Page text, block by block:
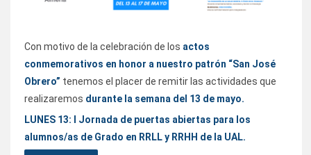
Con motivo de la celebración de los actos
conmemorativos en honor a nuestro patrón “San José
Obrero” tenemos el placer de remitir las actividades que
realizaremos durante la semana del 13 de mayo.
LUNES 13: I Jornada de puertas abiertas para los
alumnos/as de Grado en RRLL y RRHH de la UAL.